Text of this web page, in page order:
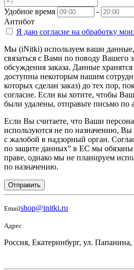
Удобное время
-
Антибот
Я даю согласие на обработку
Мы (iNitki) используем ваши данные,
связаться с Вами по поводу Вашего
обсуждения заказа. Данные
доступны некоторым нашим
которых сделан заказ) до тех пор,
согласие. Если вы хотите, чтобы
были удалены, отправьте письмо по
Если Вы считаете, что Ваши
используются не по назначению, Вы
с жалобой в надзорный орган.
по защите данных” в ЕС мы
праве, однако мы не планируем
по назначению.
Отправить
Emailshop@initki.ru
Адрес
Россия, Екатеринбург, ул. Папанина,